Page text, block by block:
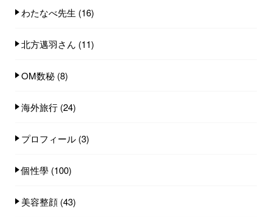
わたなべ先生 (16)
北方邁羽さん (11)
OM数秘 (8)
海外旅行 (24)
プロフィール (3)
個性學 (100)
美容整顔 (43)